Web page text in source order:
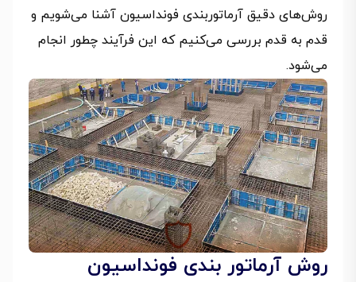
روش‌های دقیق آرماتوربندی فونداسیون آشنا می‌شویم و
قدم به قدم بررسی می‌کنیم که این فرآیند چطور انجام
می‌شود.
روش‌ آرماتور بندی فونداسیون